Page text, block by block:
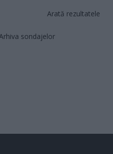
Arată rezultatele
sondajelor